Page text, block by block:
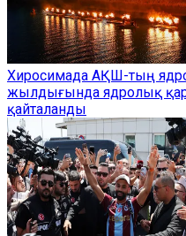
Хиросимада АҚШ-тың
жылдығында ядролық
қайталанды